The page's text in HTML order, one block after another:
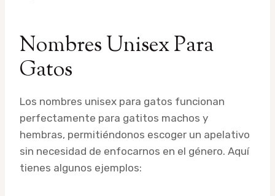
Nombres Unisex Para
Gatos
Los nombres unisex para gatos funcionan
perfectamente para gatitos machos y
hembras, permitiéndonos escoger un apelativo
sin necesidad de enfocarnos en el género. Aquí
tienes algunos ejemplos: